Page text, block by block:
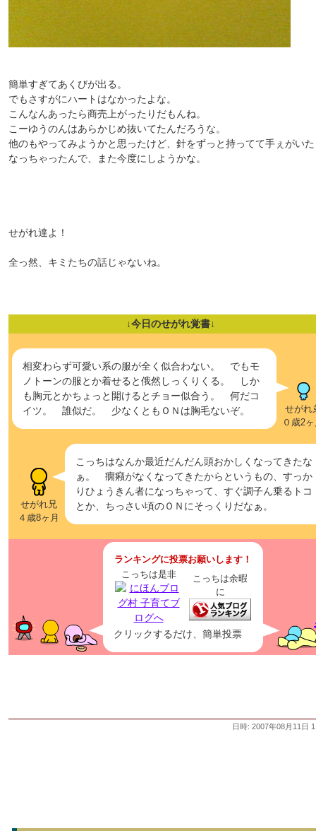
簡単すぎてあくびが出る。
でもさすがにハートはなかったよな。
こんなんあったら商売上がったりだもんね。
こーゆうのんはあらかじめ抜いてたんだろうな。
他のもやってみようかと思ったけど、針をずっと持ってて手ぇがい
なっちゃったんで、また今度にしようかな。
せがれ達よ！
全っ然、キミたちの話じゃないね。
↓今日のせがれ覚書↓
相変わらず可愛い系の服が全く似合わない。 でもモ
ノトーンの服とか着せると俄然しっくりくる。 しか
も胸元とかちょっと開けるとチョー似合う。 何だコ
イツ。 誰似だ。 少なくともＯＮは胸毛ないぞ。
せがれ
０歳2
せがれ兄
４歳8ヶ月
こっちはなんか最近だんだん頭おかしくなってきたな
ぁ。 癇癪がなくなってきたからというもの、すっか
りひょうきん者になっちゃって、すぐ調子ん乗るトコ
とか、ちっさい頃のＯＮにそっくりだなぁ。
ランキングに投票お願いします！
こっちは是非
こっちは余暇
に
クリックするだけ、簡単投票
日時: 2007年08月11日